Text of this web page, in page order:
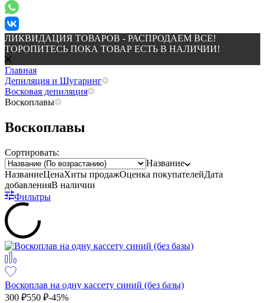
ЛИКВИДАЦИЯ ТОВАРОВ - РАСПРОДАЕМ ВСЕ!
ТОРОПИТЕСЬ ПОКА ТОВАР ЕСТЬ В НАЛИЧИИ!
Главная
Депиляция и Шугаринг
Восковая депиляция
Воскоплавы
Воскоплавы
Сортировать:
Название
НазваниеЦенаХиты продажОценка покупателейДата
добавленияВ наличии
Фильтры
Воскоплав на одну кассету синий (без базы)
300 ₽550 ₽-45%